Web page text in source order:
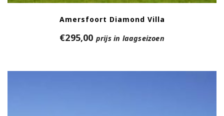
Amersfoort Diamond Villa
€295,00 prijs in laagseizoen